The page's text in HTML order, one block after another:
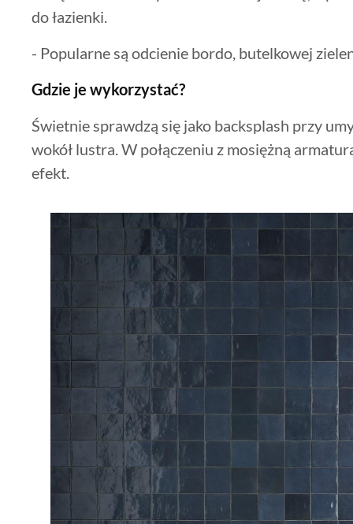
do łazienki.
- Popularne są odcienie bordo, butelkowej
Gdzie je wykorzystać?
Świetnie sprawdzą się jako backsplash przy
wokół lustra. W połączeniu z mosiężną
efekt.